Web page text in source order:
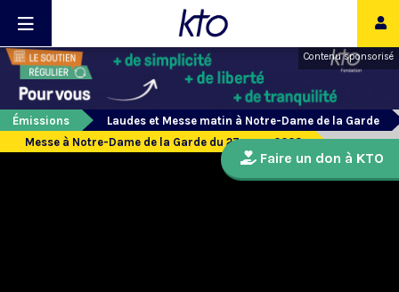
Contenu sponsorisé
Émissions
Laudes et Messe matin à Notre-Dame de la Garde
Messe à Notre-Dame de la Garde du 27 mars 2023
Faire un don à KTO